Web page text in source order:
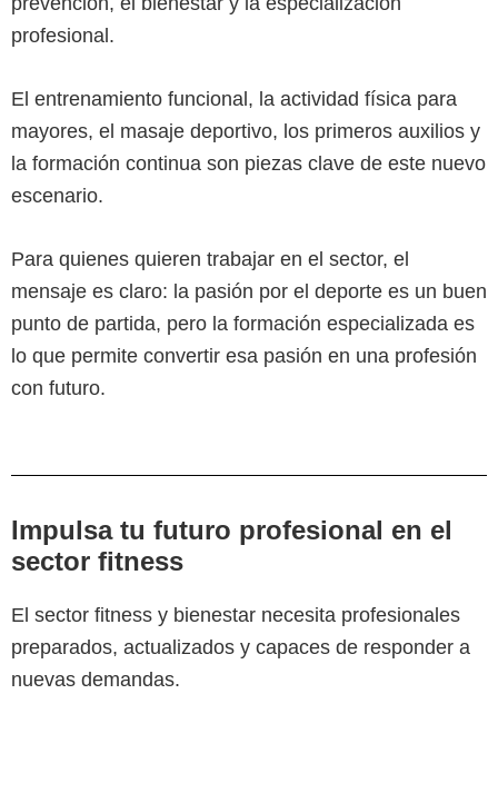
profesional.
El entrenamiento funcional, la actividad física para
mayores, el masaje deportivo, los primeros auxilios y
la formación continua son piezas clave de este nuevo
escenario.
Para quienes quieren trabajar en el sector, el
mensaje es claro: la pasión por el deporte es un buen
punto de partida, pero la formación especializada es
lo que permite convertir esa pasión en una profesión
con futuro.
Impulsa tu futuro profesional en el
sector fitness
El sector fitness y bienestar necesita profesionales
preparados, actualizados y capaces de responder a
nuevas demandas.